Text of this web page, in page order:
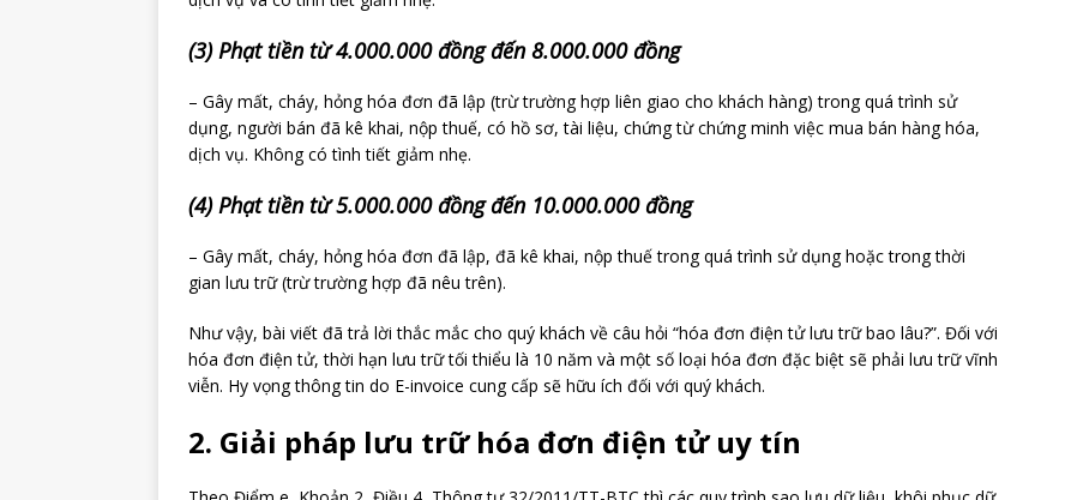
(3) Phạt tiền từ 4.000.000 đồng đến 8.000.000 đồng
– Gây mất, cháy, hỏng hóa đơn đã lập (trừ trường hợp liên giao cho khách hàng) trong quá trình sử
dụng, người bán đã kê khai, nộp thuế, có hồ sơ, tài liệu, chứng từ chứng minh việc mua bán hàng hóa,
dịch vụ. Không có tình tiết giảm nhẹ.
(4) Phạt tiền từ 5.000.000 đồng đến 10.000.000 đồng
– Gây mất, cháy, hỏng hóa đơn đã lập, đã kê khai, nộp thuế trong quá trình sử dụng hoặc trong thời
gian lưu trữ (trừ trường hợp đã nêu trên).
Như vậy, bài viết đã trả lời thắc mắc cho quý khách về câu hỏi “hóa đơn điện tử lưu trữ bao lâu?”. Đối với
hóa đơn điện tử, thời hạn lưu trữ tối thiểu là 10 năm và một số loại hóa đơn đặc biệt sẽ phải lưu trữ vĩnh
viễn. Hy vọng thông tin do E-invoice cung cấp sẽ hữu ích đối với quý khách.
2. Giải pháp lưu trữ hóa đơn điện tử uy tín